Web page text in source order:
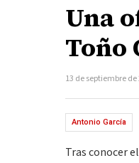
Una
Toño
13 de septiembre de
Antonio García
Tras conocer